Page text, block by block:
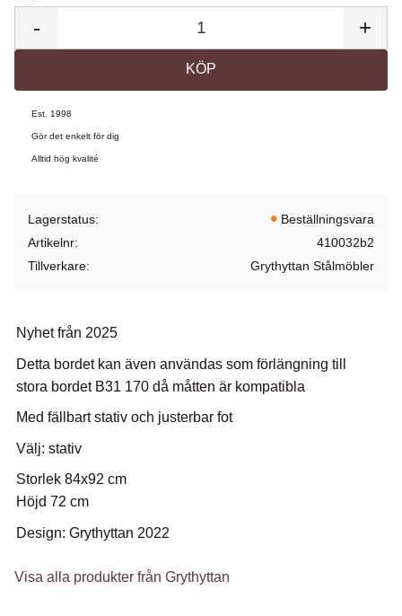
+
-
KÖP
Est. 1998
Gör det enkelt för dig
Alltid hög kvalité
Lagerstatus
Beställningsvara
Artikelnr
410032b2
Tillverkare
Grythyttan Stålmöbler
Nyhet från 2025
Detta bordet kan även användas som förlängning till
stora bordet B31 170 då måtten är kompatibla
Med fällbart stativ och justerbar fot
Välj: stativ
Storlek 84x92 cm
Höjd 72 cm
Design: Grythyttan 2022
Visa alla produkter från Grythyttan